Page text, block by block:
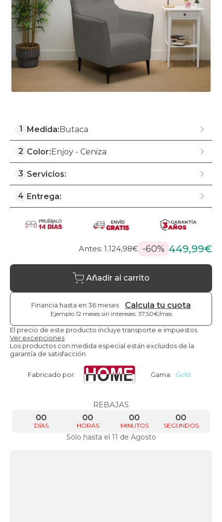
1 Medida:Butaca
2 Color:Enjoy - Ceniza
3 Servicios:
4 Entrega:
Antes: 1.124,98€ -60% 449,99€
Añadir al carrito
Financia hasta en 36 meses Calcula tu cuota
Ejemplo 12 meses sin intereses: 37,50€/mes
El precio de este producto incluye transporte e impuestos.
Ver excepciones
Los productos con medida especial están excluidos de la
garantía de satisfacción
Fabricado por: Gama: Gold
REBAJAS
DÍAS
00
HORAS
00
MINUTOS
00
SEGUNDOS
00
Sólo hasta el 11 de Agosto